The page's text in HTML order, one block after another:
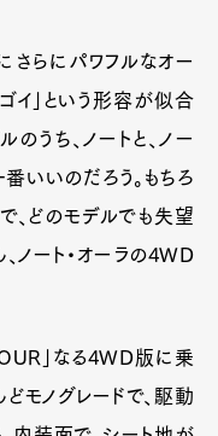
さらにパワフルなオー
ゴイ」という形容が似合
うち、ノートと、ノー
番いいのだろう。もちろ
、どのモデルでも失望
ノート・オーラの4WD
」なる4WD版に乗
どモノグレードで、駆動